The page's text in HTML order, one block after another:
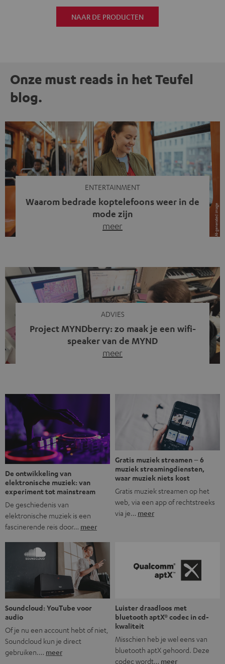
NAAR DE PRODUCTEN
Onze must reads in het Teufel
blog.
ENTERTAINMENT
Waarom bedrade koptelefoons weer in de
mode zijn
meer
tegenwoordig iets opvallends. Op straat, in de trein en
zelfs tijdens videogesprekken dragen steeds meer
mensen weer oordopjes met een kabel. De angst voor
kabels is niet verdwenen. Maar wat op het eerste […]
ADVIES
Project MYNDberry: zo maak je een wifi-
speaker van de MYND
meer
verder ontwikkelt. In vele uren na werktijd heeft het
team samen gewerkt om de MYND uit te breiden met de
mogelijkheid om via wifi te streamen. […]
De ontwikkeling van
elektronische muziek: van
experiment tot mainstream
De geschiedenis van
elektronische muziek is een
fascinerende reis door… meer
Gratis muziek streamen – 6
muziek streamingdiensten,
waar muziek niets kost
Gratis muziek streamen op het
web, via een app of rechtstreeks
via je… meer
Soundcloud: YouTube voor
audio
Of je nu een account hebt of niet,
Soundcloud kun je direct
gebruiken.… meer
Luister draadloos met
bluetooth aptX® codec in cd-
kwaliteit
Misschien heb je wel eens van
bluetooth aptX gehoord. Deze
codec wordt… meer